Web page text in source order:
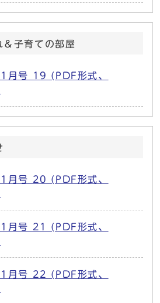
＆子育ての部屋
月号 19 (PDF形式、
月号 20 (PDF形式、
月号 21 (PDF形式、
月号 22 (PDF形式、